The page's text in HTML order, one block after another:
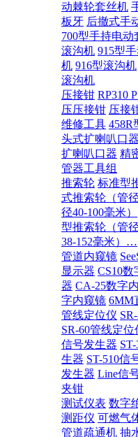
动棘轮套丝机
板牙 后撤式手
700型手持电动
滚沟机 915型
机 916型滚沟机
滚沟机
压接钳 RP310
压压接钳 压接
维修工具 458R
头式扩喇叭口器
扩喇叭口器 精
管器工具组
推索轮 标准型
式推索轮（管
径40-100毫米）
型推索轮（管径
38-152毫米）…
管道内窥镜
显示器 CS10
器 CA-25数字
字内窥镜 6MM
管线定位仪
SR-60管线定位
信号发生器
生器 ST-510信
发生器 Line信
夹钳
测试仪表 数字
测距仪 可燃气
管道疏通机 抽